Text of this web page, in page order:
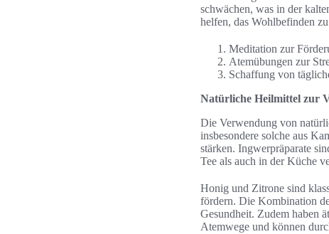
schwächen, was in der
helfen, das Wohlbefinden
Meditation zur
Atemübungen zur
Schaffung von
Natürliche Heilmittel zur
Die Verwendung von
insbesondere solche aus
stärken. Ingwerpräparate
Tee als auch in der Küche
Honig und Zitrone sind
fördern. Die Kombination
Gesundheit. Zudem haben
Atemwege und können